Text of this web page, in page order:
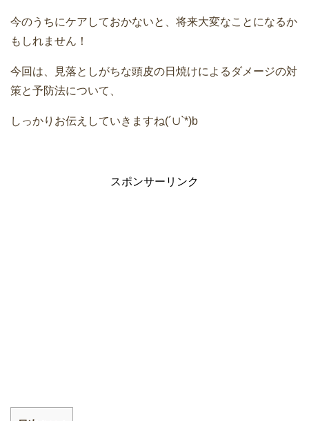
今のうちにケアしておかないと、将来大変なことになるか
もしれません！
今回は、見落としがちな頭皮の日焼けによるダメージの対
策と予防法について、
しっかりお伝えしていきますね(´∪`*)b
スポンサーリンク